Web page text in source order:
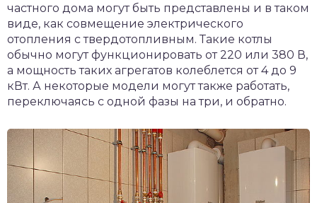
частного дома могут быть представлены и в таком
виде, как совмещение электрического
отопления с твердотопливным. Такие котлы
обычно могут функционировать от 220 или 380 В,
а мощность таких агрегатов колеблется от 4 до 9
кВт. А некоторые модели могут также работать,
переключаясь с одной фазы на три, и обратно.